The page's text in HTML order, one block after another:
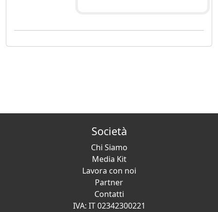
Società
Chi Siamo
Media Kit
Lavora con noi
Partner
Contatti
IVA: IT 02342300221